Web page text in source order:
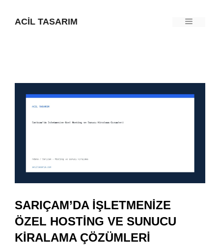
İçeriğeACIL TASARIM Menü
SARIÇAM’DA İŞLETMENIZE
ÖZEL HOSTING VE SUNUCU
KIRALAMA ÇÖZÜMLERI